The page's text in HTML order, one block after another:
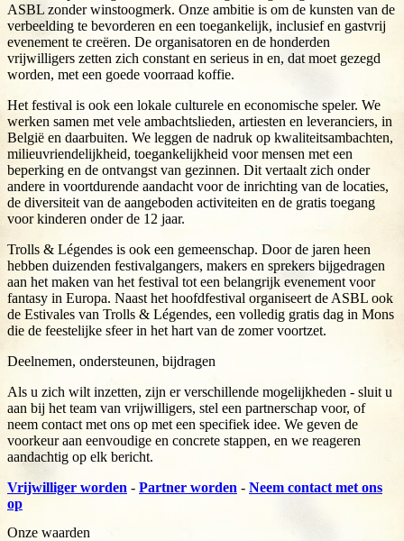
ASBL zonder winstoogmerk. Onze ambitie is om de kunsten van de
verbeelding te bevorderen en een toegankelijk, inclusief en gastvrij
evenement te creëren. De organisatoren en de honderden
vrijwilligers zetten zich constant en serieus in en, dat moet gezegd
worden, met een goede voorraad koffie.
Het festival is ook een lokale culturele en economische speler. We
werken samen met vele ambachtslieden, artiesten en leveranciers, in
België en daarbuiten. We leggen de nadruk op kwaliteitsambachten,
milieuvriendelijkheid, toegankelijkheid voor mensen met een
beperking en de ontvangst van gezinnen. Dit vertaalt zich onder
andere in voortdurende aandacht voor de inrichting van de locaties,
de diversiteit van de aangeboden activiteiten en de gratis toegang
voor kinderen onder de 12 jaar.
Trolls & Légendes is ook een gemeenschap. Door de jaren heen
hebben duizenden festivalgangers, makers en sprekers bijgedragen
aan het maken van het festival tot een belangrijk evenement voor
fantasy in Europa. Naast het hoofdfestival organiseert de ASBL ook
de Estivales van Trolls & Légendes, een volledig gratis dag in Mons
die de feestelijke sfeer in het hart van de zomer voortzet.
Deelnemen, ondersteunen, bijdragen
Als u zich wilt inzetten, zijn er verschillende mogelijkheden - sluit u
aan bij het team van vrijwilligers, stel een partnerschap voor, of
neem contact met ons op met een specifiek idee. We geven de
voorkeur aan eenvoudige en concrete stappen, en we reageren
aandachtig op elk bericht.
Vrijwilliger worden - Partner worden - Neem contact met ons
op
Onze waarden